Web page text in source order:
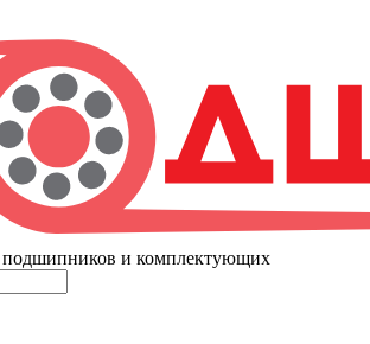
подшипников и комплектующих